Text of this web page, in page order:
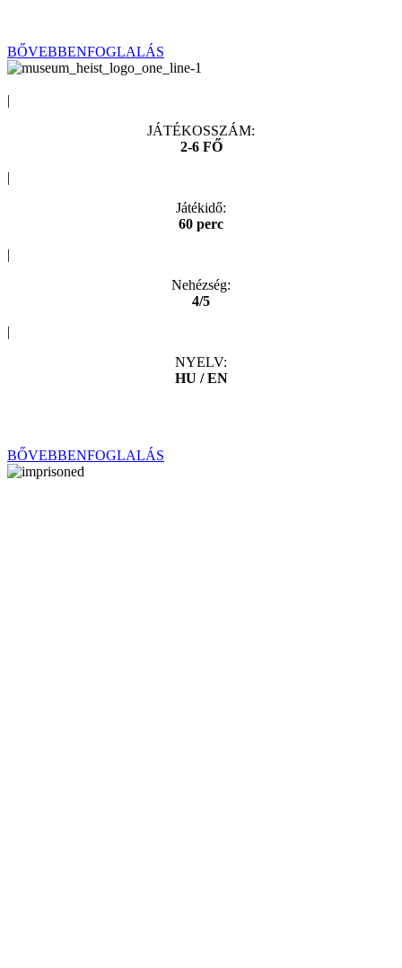
BŐVEBBENFOGLALÁS
|
JÁTÉKOSSZÁM:
2-6 FŐ
|
Játékidő:
60 perc
|
Nehézség:
4/5
|
NYELV:
HU / EN
BŐVEBBENFOGLALÁS